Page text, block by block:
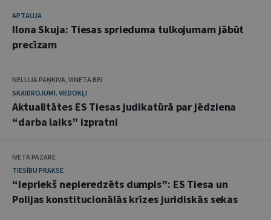
APTAUJA
Ilona Skuja: Tiesas sprieduma tulkojumam jābūt
precīzam
NELLIJA PAŅKIVA, VINETA BEI
SKAIDROJUMI. VIEDOKĻI
Aktualitātes ES Tiesas judikatūrā par jēdziena
“darba laiks” izpratni
IVETA PAZARE
TIESĪBU PRAKSE
“Iepriekš nepieredzēts dumpis”: ES Tiesa un
Polijas konstitucionālās krīzes juridiskās sekas